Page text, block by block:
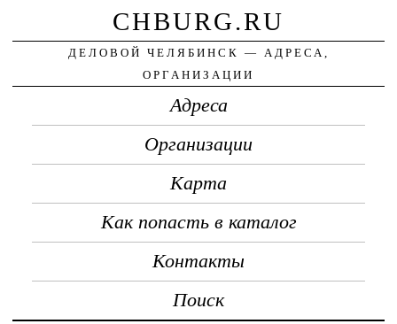
CHBURG.RU
ДЕЛОВОЙ ЧЕЛЯБИНСК — АДРЕСА,
ОРГАНИЗАЦИИ
Адреса
Организации
Карта
Как попасть в каталог
Контакты
Поиск